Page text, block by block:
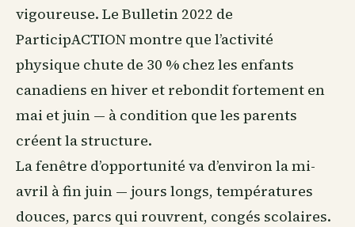
vigoureuse. Le Bulletin 2022 de
ParticipACTION montre que l’activité
physique chute de 30 % chez les enfants
canadiens en hiver et rebondit fortement en
mai et juin — à condition que les parents
créent la structure.
La fenêtre d’opportunité va d’environ la mi-
avril à fin juin — jours longs, températures
douces, parcs qui rouvrent, congés scolaires.